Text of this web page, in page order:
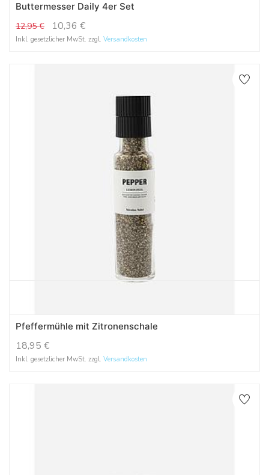
Buttermesser Daily 4er Set
12,95€ 10,36 €
Inkl. gesetzlicher MwSt. zzgl. Versandkosten
Pfeffermühle mit Zitronenschale
18,95 €
Inkl. gesetzlicher MwSt. zzgl. Versandkosten